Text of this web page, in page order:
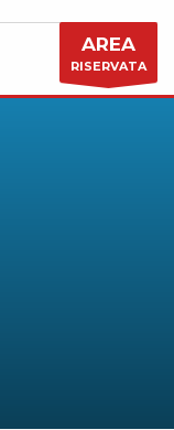
AREA
RISERVATA